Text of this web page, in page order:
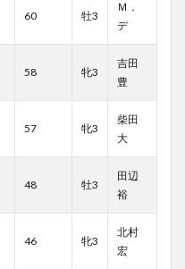
60 牡3
Ｍ．
デ
58 牝3
吉田
豊
57 牝3
柴田
大
48 牡3
田辺
裕
46 牝3
北村
宏